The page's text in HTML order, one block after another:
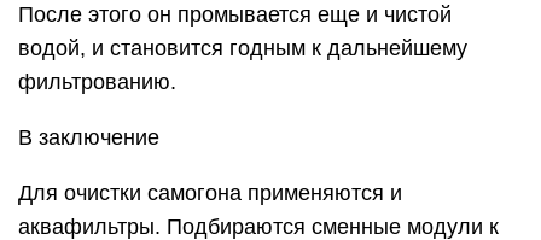
После этого он промывается еще и чистой
водой, и становится годным к дальнейшему
фильтрованию.
В заключение
Для очистки самогона применяются и
аквафильтры. Подбираются сменные модули к